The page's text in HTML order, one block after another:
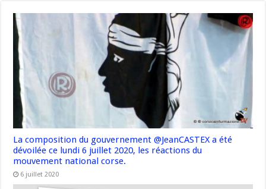
La composition du gouvernement @JeanCASTEX a été
dévoilée ce lundi 6 juillet 2020, les réactions du
mouvement national corse.
6 juillet 2020